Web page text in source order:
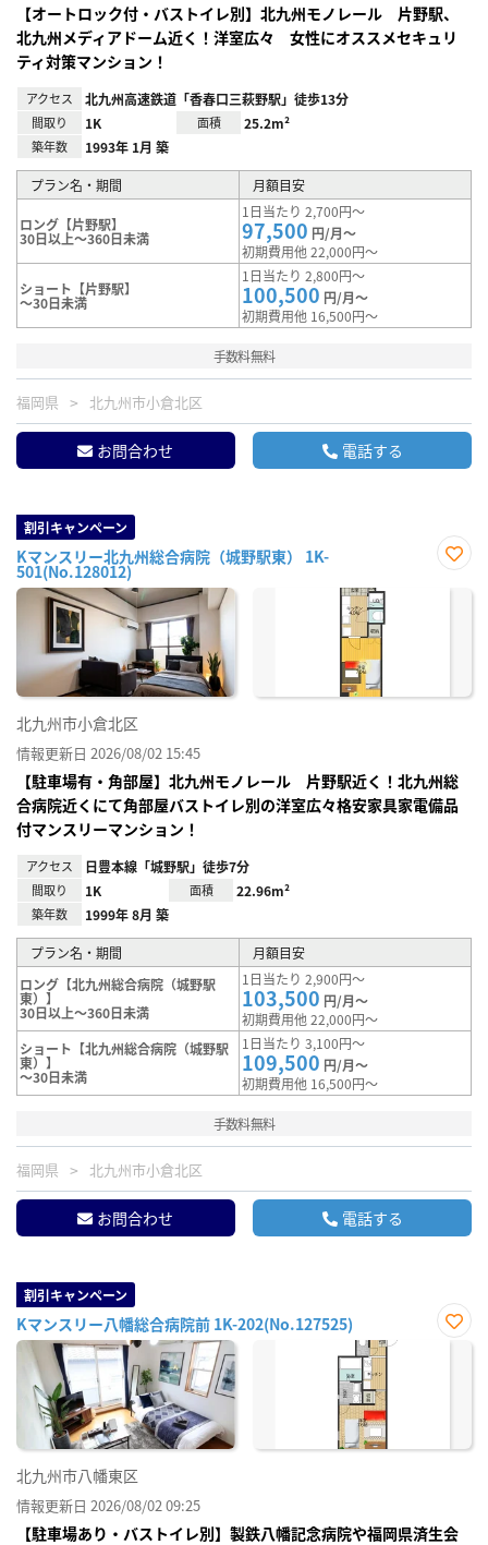
【オートロック付・バストイレ別】北九州モノレール 片野駅、
北九州メディアドーム近く！洋室広々 女性にオススメセキュリ
ティ対策マンション！
アクセス 北九州高速鉄道「香春口三萩野駅」徒歩13分
間取り 1K 面積 25.2m²
築年数 1993年 1月 築
プラン名・期間 月額目安
ロング【片野駅】
30日以上～360日未満
1日当たり 2,700円～
97,500 円/月～
初期費用他 22,000円～
ショート【片野駅】
～30日未満
1日当たり 2,800円～
100,500 円/月～
初期費用他 16,500円～
手数料無料
福岡県 北九州市小倉北区
お問合わせ 電話する
割引キャンペーン
Kマンスリー北九州総合病院（城野駅東） 1K-
501(No.128012)
に入
北九州市小倉北区
情報更新日 2026/08/02 15:45
【駐車場有・角部屋】北九州モノレール 片野駅近く！北九州総
合病院近くにて角部屋バストイレ別の洋室広々格安家具家電備品
付マンスリーマンション！
アクセス 日豊本線「城野駅」徒歩7分
間取り 1K 面積 22.96m²
築年数 1999年 8月 築
プラン名・期間
月額目安
ロング【北九州総合病院（城野駅
東）】
30日以上～360日未満
1日当たり 2,900円～
103,500 円/月～
初期費用他 22,000円～
ショート【北九州総合病院（城野駅
東）】
～30日未満
1日当たり 3,100円～
109,500 円/月～
初期費用他 16,500円～
手数料無料
福岡県 北九州市小倉北区
お問合わせ 電話する
割引キャンペーン
Kマンスリー八幡総合病院前 1K-202(No.127525)
お気
北九州市八幡東区
情報更新日 2026/08/02 09:25
【駐車場あり・バストイレ別】製鉄八幡記念病院や福岡県済生会